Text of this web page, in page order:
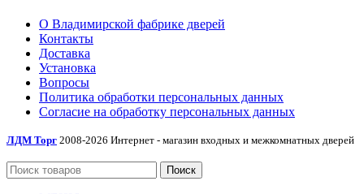
О Владимирской фабрике дверей
Контакты
Доставка
Установка
Вопросы
Политика обработки персональных данных
Согласие на обработку персональных данных
ЛДМ Торг 2008-2026 Интернет - магазин входных и межкомнатных дверей
Поиск